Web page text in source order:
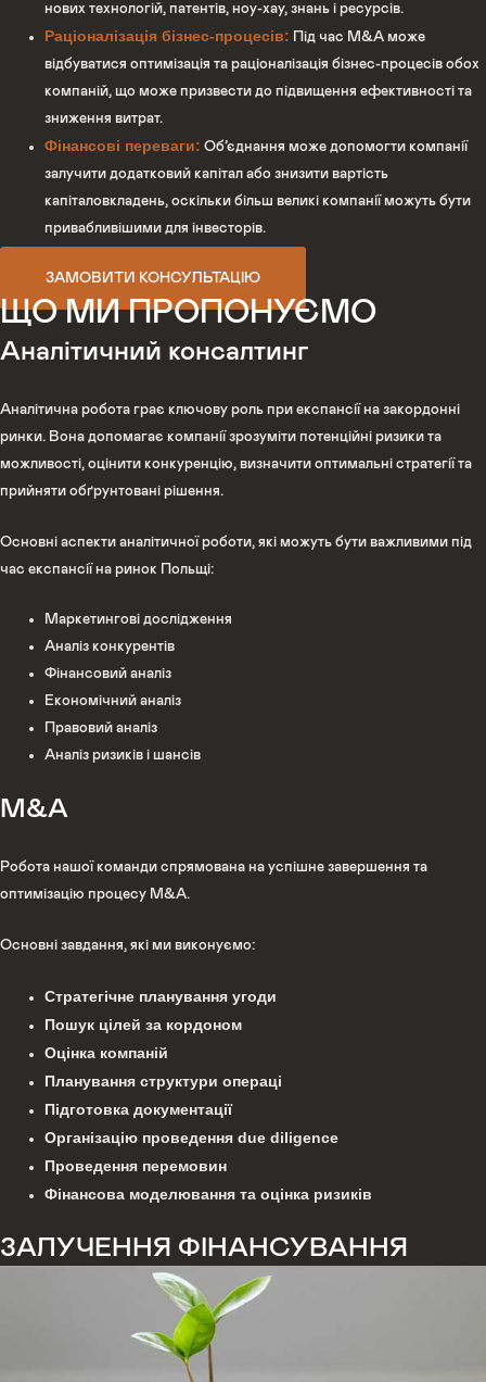
нових технологій, патентів, ноу-хау, знань і ресурсів.
Раціоналізація бізнес-процесів: Під час M&A може
відбуватися оптимізація та раціоналізація бізнес-процесів обох
компаній, що може призвести до підвищення ефективності та
зниження витрат.
Фінансові переваги: Об’єднання може допомогти компанії
залучити додатковий капітал або знизити вартість
капіталовкладень, оскільки більш великі компанії можуть бути
привабливішими для інвесторів.
ЗАМОВИТИ КОНСУЛЬТАЦІЮ
ЩО МИ ПРОПОНУЄМО
Аналітичний консалтинг
Аналітична робота грає ключову роль при експансії на закордонні
ринки. Вона допомагає компанії зрозуміти потенційні ризики та
можливості, оцінити конкуренцію, визначити оптимальні стратегії та
прийняти обґрунтовані рішення.
Основні аспекти аналітичної роботи, які можуть бути важливими під
час експансії на ринок Польщі:
Маркетингові дослідження
Аналіз конкурентів
Фінансовий аналіз
Економічний аналіз
Правовий аналіз
Аналіз ризиків і шансів
M&A
Робота нашої команди спрямована на успішне завершення та
оптимізацію процесу M&A.
Основні завдання, які ми виконуємо:
Стратегічне планування угоди
Пошук цілей за кордоном
Оцінка компаній
Планування структури операці
Підготовка документації
Організацію проведення due diligence
Проведення перемовин
Фінансова моделювання та оцінка ризиків
ЗАЛУЧЕННЯ ФІНАНСУВАННЯ